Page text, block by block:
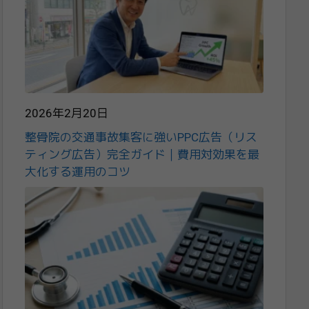
2026年2月20日
整骨院の交通事故集客に強いPPC広告（リス
ティング広告）完全ガイド｜費用対効果を最
大化する運用のコツ